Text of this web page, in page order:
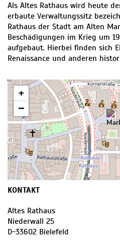
Als Altes Rathaus wird heute
erbaute Verwaltungssitz
Rathaus der Stadt am Alten
Beschädigungen im Krieg um
aufgebaut. Hierbei finden sich
Renaissance und anderen
+
−
KONTAKT
Altes Rathaus
Niederwall 25
D-33602 Bielefeld